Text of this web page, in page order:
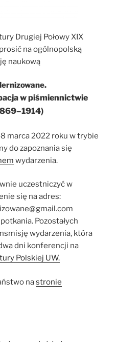
Drugiej Połowy XIX
na ogólnopolską
naukową
w piśmiennictwie
marca 2022 roku w trybie
do zapoznania się
wydarzenia.
uczestniczyć w
się na adres:
Pozostałych
wydarzenia, która
dni konferencji na
Polskiej UW.
nastronie